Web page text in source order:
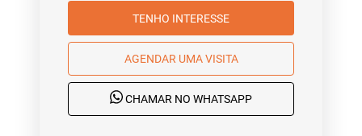
TENHO INTERESSE
AGENDAR UMA VISITA
CHAMAR NO WHATSAPP